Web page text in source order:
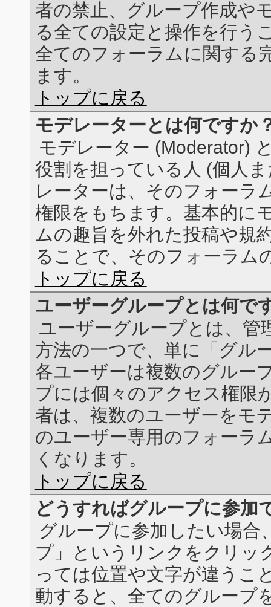
者の禁止、グループ作成や
る全ての設定と操作を行う
全てのフォーラムに関する
ます。
トップに戻る
モデレーターとは何ですか
モデレーター (Moderator)
役割を担っている人 (個人
レーターは、そのフォーラ
権限をもちます。基本的に
ムの趣旨を外れた投稿や規
ることで、そのフォーラム
トップに戻る
ユーザーグループとは何で
ユーザーグループとは、管
方法の一つで、単に「グル
各ユーザーは複数のグルー
プには個々のアクセス権限
者は、複数のユーザーをモ
のユーザー専用のフォーラ
くなります。
トップに戻る
どうすればグループに参加
グループに参加したい場合
プ」というリンクをクリッ
っては位置や文字が違うこ
動すると、全てのグループ